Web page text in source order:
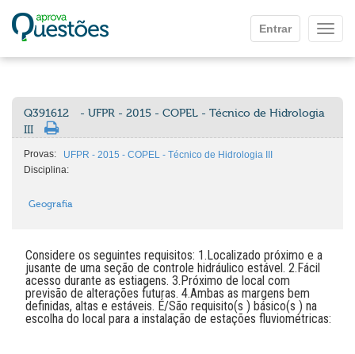
Entrar
Q391612
- UFPR - 2015 - COPEL - Técnico de Hidrologia
III
Provas:
UFPR - 2015 - COPEL - Técnico de Hidrologia III
Disciplina:
Geografia
Considere os seguintes requisitos: 1.Localizado próximo e a
jusante de uma seção de controle hidráulico estável. 2.Fácil
acesso durante as estiagens. 3.Próximo de local com
previsão de alterações futuras. 4.Ambas as margens bem
definidas, altas e estáveis. É/São requisito(s ) básico(s ) na
escolha do local para a instalação de estações fluviométricas: